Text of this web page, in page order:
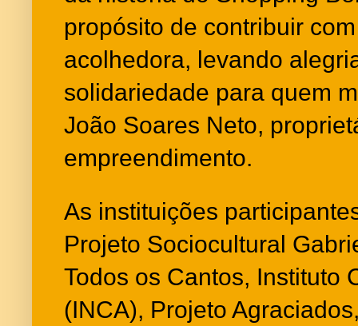
propósito de contribuir
acolhedora, levando
solidariedade para quem
João Soares Neto,
empreendimento.
As instituições
Projeto Sociocultural
Todos os Cantos, Instituto
(INCA), Projeto